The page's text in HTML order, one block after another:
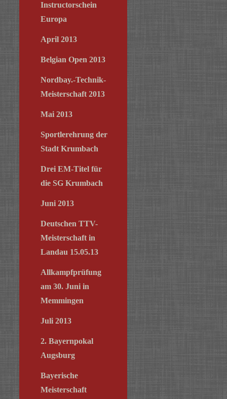
Instructorschein
Europa
April 2013
Belgian Open 2013
Nordbay.-Technik-
Meisterschaft 2013
Mai 2013
Sportlerehrung der
Stadt Krumbach
Drei EM-Titel für
die SG Krumbach
Juni 2013
Deutschen TTV-
Meisterschaft in
Landau 15.05.13
Allkampfprüfung
am 30. Juni in
Memmingen
Juli 2013
2. Bayernpokal
Augsburg
Bayerische
Meisterschaft